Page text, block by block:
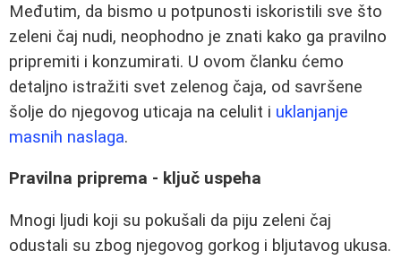
Međutim, da bismo u potpunosti iskoristili sve što
zeleni čaj nudi, neophodno je znati kako ga pravilno
pripremiti i konzumirati. U ovom članku ćemo
detaljno istražiti svet zelenog čaja, od savršene
šolje do njegovog uticaja na celulit i uklanjanje
masnih naslaga.
Pravilna priprema - ključ uspeha
Mnogi ljudi koji su pokušali da piju zeleni čaj
odustali su zbog njegovog gorkog i bljutavog ukusa.